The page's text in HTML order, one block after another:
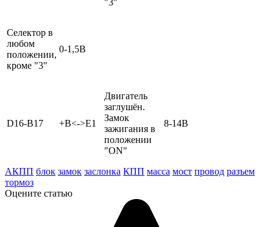
Селектор в
любом
положении,
кроме "3"
0-1,5В
D16-B17 +B<->E1
Двигатель
заглушён.
Замок
зажигания в
положении
"ON"
8-14В
АКПП блок замок заслонка КПП масса мост провод разъем
тормоз
Оцените статью